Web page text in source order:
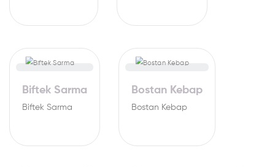
Biftek Sarma
Biftek Sarma
Bostan Kebap
Bostan Kebap